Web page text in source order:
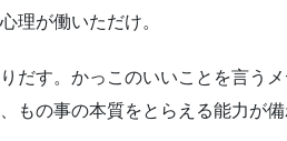
理が働いただけ。
だす。かっこのいいことを言う
もの事の本質をとらえる能力が備